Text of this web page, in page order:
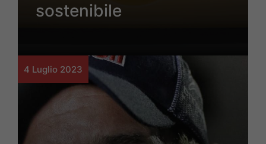
sostenibile
4 Luglio 2023